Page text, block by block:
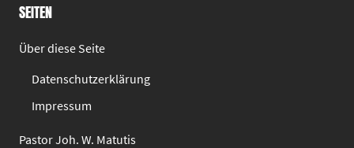
SEITEN
Über diese Seite
Datenschutzerklärung
Impressum
Pastor Joh. W. Matutis